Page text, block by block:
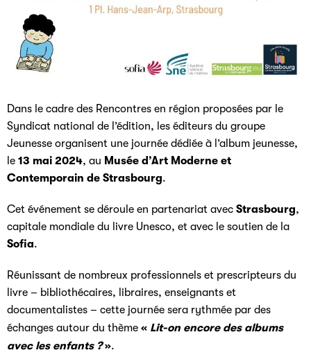
Dans le cadre des Rencontres en région proposées par le
Syndicat national de l’édition, les éditeurs du groupe
Jeunesse organisent une journée dédiée à l’album jeunesse,
le 13 mai 2024, au M usée d’Art Moderne et
Contemporain de Strasbourg.
Cet événement se déroule en partenariat avec Strasbourg,
capitale mondiale du livre Unesco, et avec le soutien de la
Sofia.
Réunissant de nombreux professionnels et prescripteurs du
livre – bibliothécaires, libraires, enseignants et
documentalistes – cette journée sera rythmée par des
échanges autour du thème « Lit-on encore des albums
avec les enfants ? ».